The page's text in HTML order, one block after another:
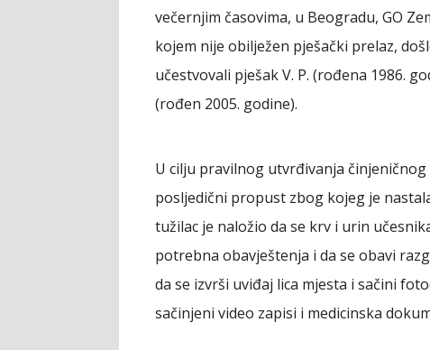
večernjim časovima, u Beogradu, GO
kojem nije obilježen pješački prelaz,
učestvovali pješak V. P. (rođena 1986.
(rođen 2005. godine).
U cilju pravilnog utvrđivanja
posljedični propust zbog kojeg je
tužilac je naložio da se krv i urin
potrebna obavještenja i da se obavi
da se izvrši uviđaj lica mjesta i sačini
sačinjeni video zapisi i medicinska